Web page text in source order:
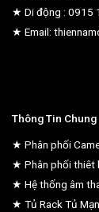
★ Di động : 0915
★ Email:
Thông Tin Chung
★ Phân phối
★ Phân phối thiêt
★ Hệ thống âm
★ Tủ Rack Tủ